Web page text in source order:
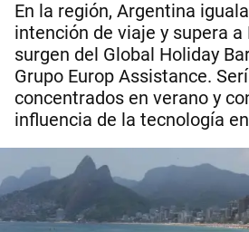
En la región, Argentina
intención de viaje y supera
surgen del Global Holiday
Grupo Europ Assistance.
concentrados en verano y
influencia de la tecnología